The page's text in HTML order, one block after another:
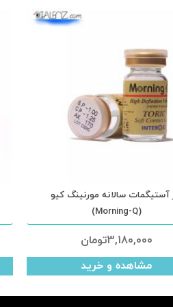
آستیگمات سالانه مورنینگ کیو
(Morning-Q)
3,180,000تومان
مشاهده و خرید